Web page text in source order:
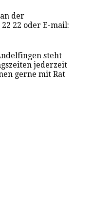
der
22 oder E-mail:
steht
jederzeit
gerne mit Rat